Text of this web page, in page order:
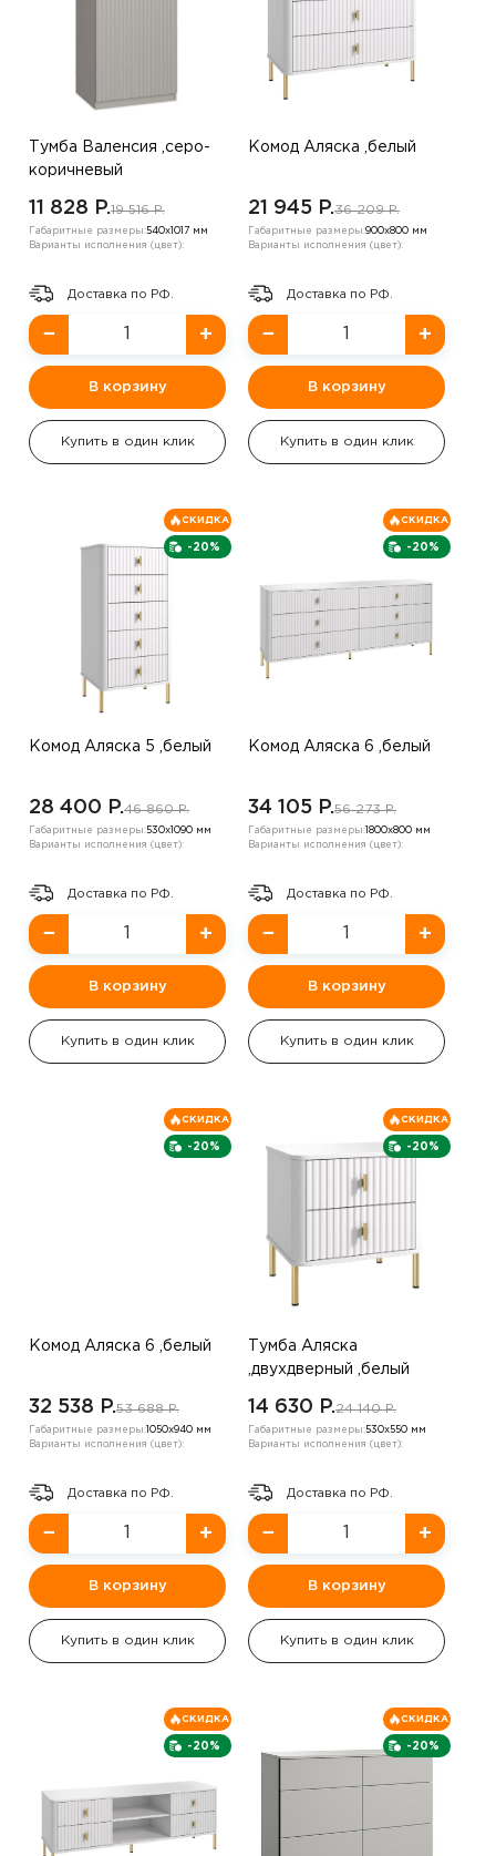
Тумба Валенсия ,серо-
коричневый
11 828 P.19 516 P.
Габаритные размеры:540х1017 мм
Варианты исполнения (цвет):
Доставка по РФ.
− +
В корзину
Купить в один клик
Комод Аляска ,белый
21 945 P.36 209 P.
Габаритные размеры:900х800 мм
Варианты исполнения (цвет):
Доставка по РФ.
− +
В корзину
Купить в один клик
-20%
СКИДКА
Комод Аляска 5 ,белый
28 400 P.46 860 P.
Габаритные размеры:530х1090 мм
Варианты исполнения (цвет):
Доставка по РФ.
− +
В корзину
Купить в один клик
-20%
СКИДКА
Комод Аляска 6 ,белый
34 105 P.56 273 P.
Габаритные размеры: 1800х800 мм
Варианты исполнения (цвет):
Доставка по РФ.
− +
В корзину
Купить в один клик
-20%
СКИДКА
Комод Аляска 6 ,белый
32 538 P.53 688 P.
Габаритные размеры: 1050х940 мм
Варианты исполнения (цвет):
Доставка по РФ.
− +
В корзину
Купить в один клик
-20%
СКИДКА
Тумба Аляска
,двухдверный ,белый
14 630 P.24 140 P.
Габаритные размеры:530х550 мм
Варианты исполнения (цвет):
Доставка по РФ.
− +
В корзину
Купить в один клик
-20%
СКИДКА
-20%
СКИДКА